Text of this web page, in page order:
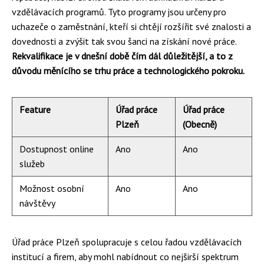
vzdělávacích programů. Tyto programy jsou určeny pro
uchazeče o zaměstnání, kteří si chtějí rozšířit své znalosti a
dovednosti a zvýšit tak svou šanci na získání nové práce.
Rekvalifikace je v dnešní době čím dál důležitější, a to z
důvodu měnícího se trhu práce a technologického pokroku.
Feature
Úřad práce
Plzeň
Úřad práce
(Obecně)
Dostupnost online
služeb
Ano Ano
Možnost osobní
návštěvy
Ano Ano
Úřad práce Plzeň spolupracuje s celou řadou vzdělávacích
institucí a firem, aby mohl nabídnout co nejširší spektrum